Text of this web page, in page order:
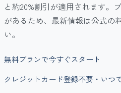
と約20%割引が適用されます。
があるため、最新情報は公式の
い。
無料プランで今すぐスタート
クレジットカード登録不要・いつ